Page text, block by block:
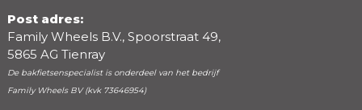
Post adres:
Family Wheels B.V., Spoorstraat 49,
5865 AG Tienray
De bakfietsenspecialist is onderdeel van het bedrijf
Family Wheels BV (kvk 73646954)